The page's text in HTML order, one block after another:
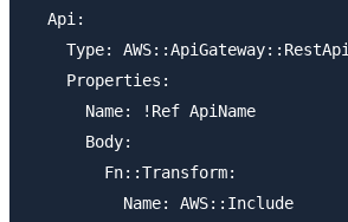
  Api:
    Type: AWS::ApiGateway::RestApi
    Properties:
      Name: !Ref ApiName
      Body:
        Fn::Transform:
          Name: AWS::Include